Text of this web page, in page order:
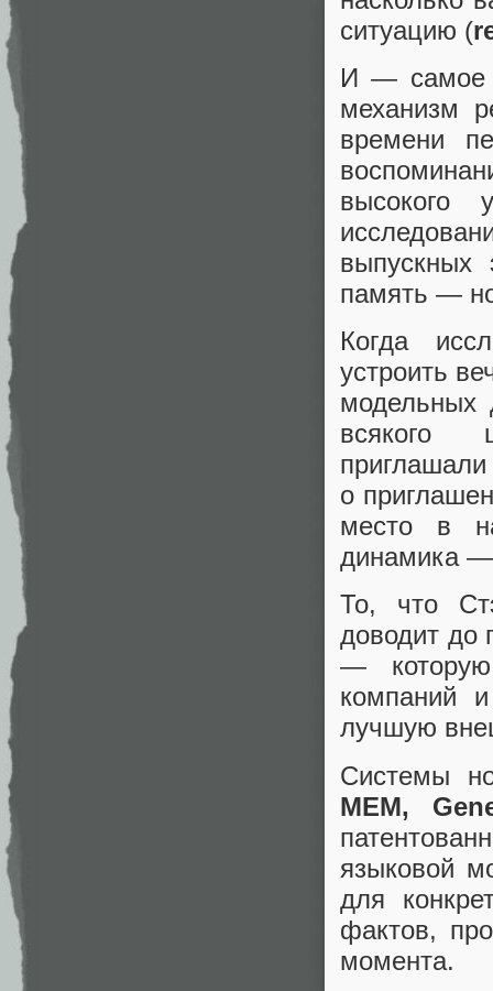
ситуацию (
И — самое
механизм
времени
высокого
выпускных
память —
Когда
устроить
модельных
всякого
о
место в
динамика —
То, что
доводит до
—
компаний
лучшую
Системы
MEM,
языковой
для
фактов,
момента.